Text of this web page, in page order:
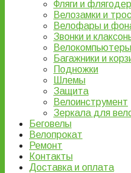
Фляги и
Велозамки и
Велофары и
Звонки и
Велокомпьютеры
Багажники и
Подножки
Шлемы
Защита
Велоинструмент
Зеркала для
Беговелы
Велопрокат
Ремонт
Контакты
Доставка и оплата